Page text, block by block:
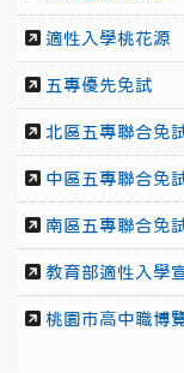
適性入學桃花源
五專優先免試
北區五專聯合免
中區五專聯合免
南區五專聯合免
教育部適性入學
桃園市高中職博